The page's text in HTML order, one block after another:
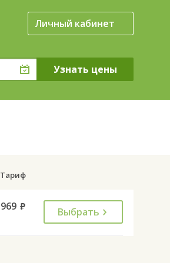
Личный кабинет
Тариф
969 руб. Выбрать